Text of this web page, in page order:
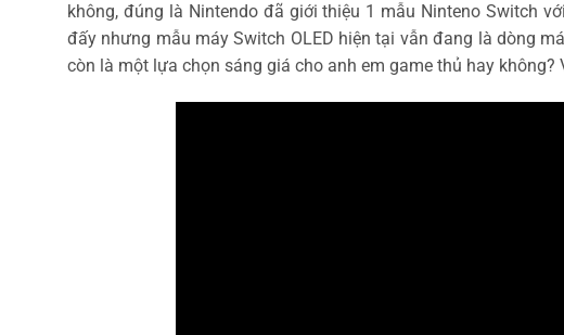
không, đúng là Nintendo đã giới thiệu 1 mẫu Ninteno Switch
đấy nhưng mẫu máy Switch OLED hiện tại vẫn đang là dòng
còn là một lựa chọn sáng giá cho anh em game thủ hay